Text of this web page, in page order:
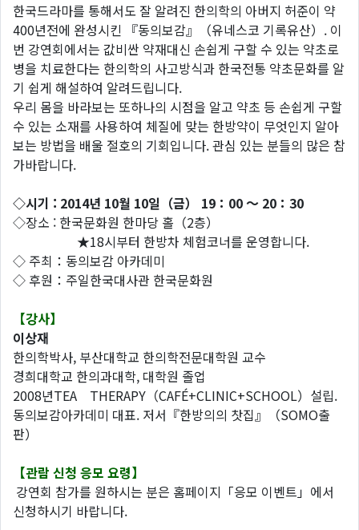
한국드라마를 통해서도 잘 알려진 한의학의 아버지 허준이 약
400년전에 완성시킨 『동의보감』（유네스코 기록유산）. 이
번 강연회에서는 값비싼 약재대신 손쉽게 구할 수 있는 약초로
병을 치료한다는 한의학의 사고방식과 한국전통 약초문화를 알
기 쉽게 해설하여 알려드립니다.
우리 몸을 바라보는 또하나의 시점을 알고 약초 등 손쉽게 구할
수 있는 소재를 사용하여 체질에 맞는 한방약이 무엇인지 알아
보는 방법을 배울 절호의 기회입니다. 관심 있는 분들의 많은 참
가바랍니다.
◇시기 : 2014년 10월 10일（금） 19：00 ～ 20：30
◇장소 : 한국문화원 한마당 홀（2층）
★18시부터 한방차 체험코너를 운영합니다.
◇ 주최：동의보감 아카데미
◇ 후원：주일한국대사관 한국문화원
【강사】
이상재
한의학박사, 부산대학교 한의학전문대학원 교수
경희대학교 한의과대학, 대학원 졸업
2008년TEA THERAPY（CAFÉ+CLINIC+SCHOOL）설립.
동의보감아카데미 대표. 저서『한방의의 찻집』（SOMO출
판）
【관람 신청 응모 요령】
강연회 참가를 원하시는 분은 홈페이지「응모 이벤트」에서
신청하시기 바랍니다.